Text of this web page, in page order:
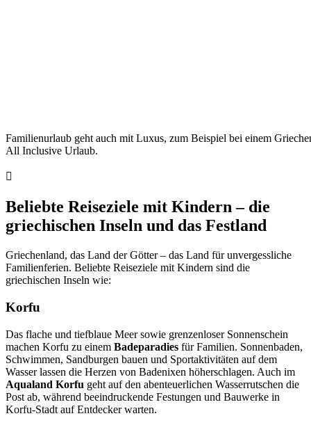
Familienurlaub geht auch mit Luxus, zum Beispiel bei einem
All Inclusive Urlaub.
Beliebte Reiseziele mit Kindern – die
griechischen Inseln und das Festland
Griechenland, das Land der Götter – das Land für unvergessliche
Familienferien. Beliebte Reiseziele mit Kindern sind die
griechischen Inseln wie:
Korfu
Das flache und tiefblaue Meer sowie grenzenloser Sonnenschein
machen Korfu zu einem Badeparadies für Familien. Sonnenbaden,
Schwimmen, Sandburgen bauen und Sportaktivitäten auf dem
Wasser lassen die Herzen von Badenixen höherschlagen. Auch im
Aqualand Korfu geht auf den abenteuerlichen Wasserrutschen die
Post ab, während beeindruckende Festungen und Bauwerke in
Korfu-Stadt auf Entdecker warten.